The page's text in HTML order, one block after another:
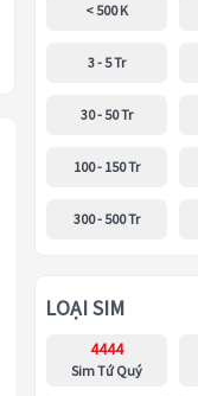
< 500 K
3 - 5 Tr
30 - 50 Tr
100 - 150 Tr
300 - 500 Tr
LOẠI SIM
4444
Sim Tứ Quý